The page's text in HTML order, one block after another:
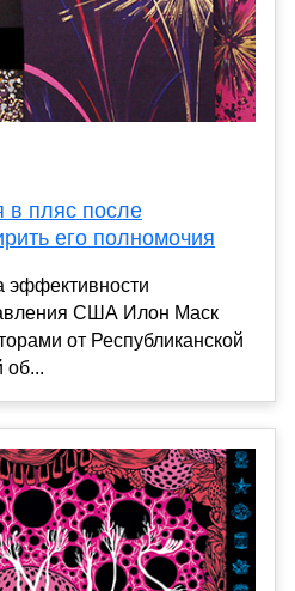
в пляс после
его полномочия
эффективности
США Илон Маск
от Республиканской
об...